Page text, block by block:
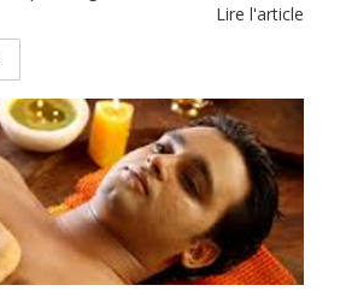
Lire l'article